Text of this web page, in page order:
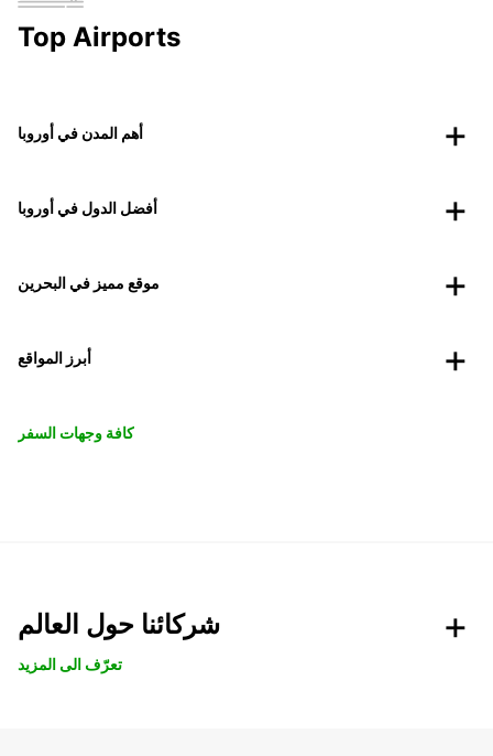
Top Airports
أهم المدن في أوروبا
أفضل الدول في أوروبا
موقع مميز في البحرين
أبرز المواقع
كافة وجهات السفر
شركائنا حول العالم
تعرّف الى المزيد